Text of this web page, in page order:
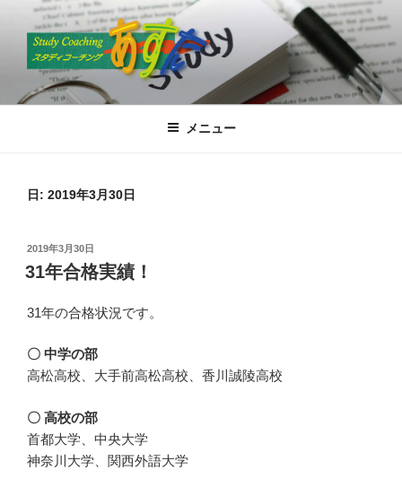
スタディコーチングあすた
高松で国語塾といえば”あすた”
メニュー
日: 2019年3月30日
投
稿
日:
2019年3月30日
31年合格実績！
31年の合格状況です。
〇 中学の部
高松高校、大手前高松高校、香川誠陵高校
〇 高校の部
首都大学、中央大学
神奈川大学、関西外語大学